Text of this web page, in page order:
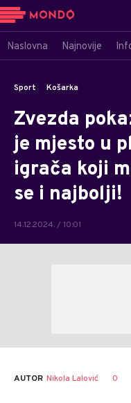
Naslovna Najnovije
Sport Košarka
Zvezda
je mjesto u
igrača koji
se i najbolji!
14.12.2024. / 10:01
AUTOR Nikola Lalović 0